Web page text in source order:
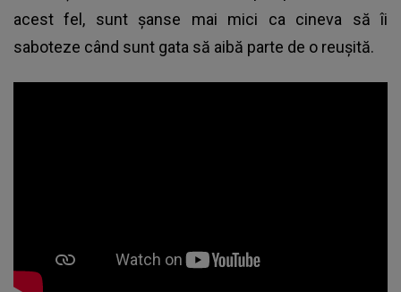
acest fel, sunt șanse mai mici ca cineva să îi
saboteze când sunt gata să aibă parte de o reușită.